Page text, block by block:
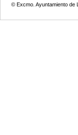
© Excmo. Ayuntamiento de